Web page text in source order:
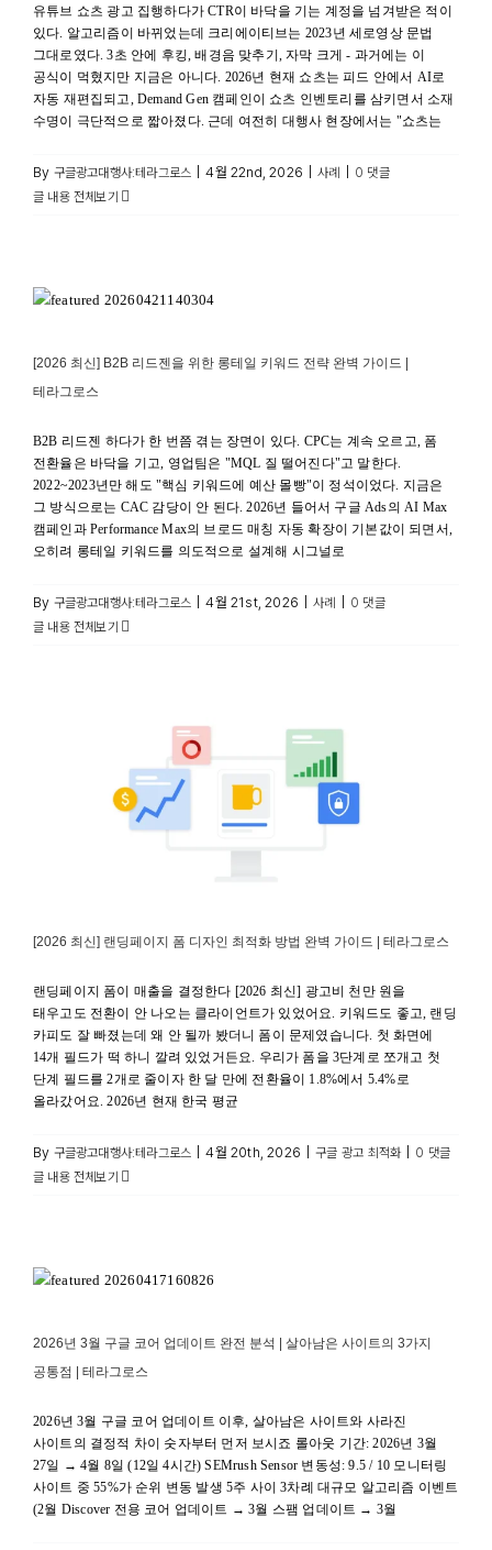
유튜브 쇼츠 광고 집행하다가 CTR이 바닥을 기는 계정을 넘겨받은 적이
있다. 알고리즘이 바뀌었는데 크리에이티브는 2023년 세로영상 문법
그대로였다. 3초 안에 후킹, 배경음 맞추기, 자막 크게 - 과거에는 이
공식이 먹혔지만 지금은 아니다. 2026년 현재 쇼츠는 피드 안에서 AI로
자동 재편집되고, Demand Gen 캠페인이 쇼츠 인벤토리를 삼키면서 소재
수명이 극단적으로 짧아졌다. 근데 여전히 대행사 현장에서는 "쇼츠는
By 구글광고대행사:테라그로스 4월 22nd, 2026 사례
0 댓글
글 내용 전체보기
가이드 | 테라그로스
[2026 최신] B2B 리드젠을 위한 롱테일 키워드 전략 완벽 가이드 |
테라그로스
B2B 리드젠 하다가 한 번쯤 겪는 장면이 있다. CPC는 계속 오르고, 폼
전환율은 바닥을 기고, 영업팀은 "MQL 질 떨어진다"고 말한다.
2022~2023년만 해도 "핵심 키워드에 예산 몰빵"이 정석이었다. 지금은
그 방식으로는 CAC 감당이 안 된다. 2026년 들어서 구글 Ads의 AI Max
캠페인과 Performance Max의 브로드 매칭 자동 확장이 기본값이 되면서,
오히려 롱테일 키워드를 의도적으로 설계해 시그널로
By 구글광고대행사:테라그로스 4월 21st, 2026 사례
0 댓글
글 내용 전체보기[2026 최신] 랜딩페이지 폼 디자인 최적화 방법 완벽 가이드 |
[2026 최신] 랜딩페이지 폼 디자인 최적화 방법 완벽 가이드 | 테라그로스
랜딩페이지 폼이 매출을 결정한다 [2026 최신] 광고비 천만 원을
태우고도 전환이 안 나오는 클라이언트가 있었어요. 키워드도 좋고, 랜딩
카피도 잘 빠졌는데 왜 안 될까 봤더니 폼이 문제였습니다. 첫 화면에
14개 필드가 떡 하니 깔려 있었거든요. 우리가 폼을 3단계로 쪼개고 첫
단계 필드를 2개로 줄이자 한 달 만에 전환율이 1.8%에서 5.4%로
올라갔어요. 2026년 현재 한국 평균
By 구글광고대행사:테라그로스 4월 20th, 2026 구글 광고 최적화
0 댓글
글 내용 전체보기
3가지 공통점 | 테라그로스
2026년 3월 구글 코어 업데이트 완전 분석 | 살아남은 사이트의 3가지
공통점 | 테라그로스
2026년 3월 구글 코어 업데이트 이후, 살아남은 사이트와 사라진
사이트의 결정적 차이 숫자부터 먼저 보시죠 롤아웃 기간: 2026년 3월
27일 → 4월 8일 (12일 4시간) SEMrush Sensor 변동성: 9.5 / 10 모니터링
사이트 중 55%가 순위 변동 발생 5주 사이 3차례 대규모 알고리즘 이벤트
(2월 Discover 전용 코어 업데이트 → 3월 스팸 업데이트 → 3월